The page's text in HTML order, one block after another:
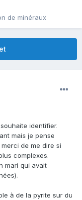
de minéraux
identifier.
mais je pense
de me dire si
complexes.
mari qui avait
à de la pyrite sur du